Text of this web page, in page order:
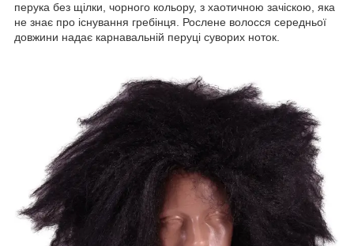
перука без щілки, чорного кольору, з хаотичною зачіскою, яка
не знає про існування гребінця. Рослене волосся середньої
довжини надає карнавальній перуці суворих ноток.